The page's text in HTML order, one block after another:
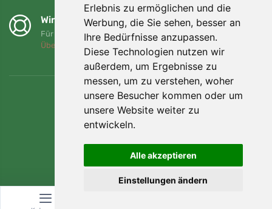
Erlebnis zu ermöglichen und die
Werbung, die Sie sehen, besser an
Ihre Bedürfnisse anzupassen.
Diese Technologien nutzen wir
außerdem, um Ergebnisse zu
messen, um zu verstehen, woher
unsere Besucher kommen oder um
unsere Website weiter zu
entwickeln.
Alle akzeptieren
Einstellungen ändern
Wir unterstützen Trees.org
Für jede Bestellung pflanzen wir einen Baum! Mehr lesen
Über uns